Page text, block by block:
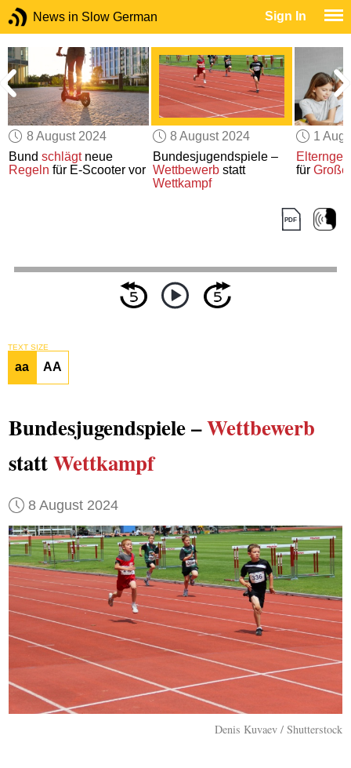
News in Slow German Sign In
8 August 2024
Bundschlägtneue
Regeln für E-Scooter vor
8 August 2024
Bundesjugendspiele –
Wettbewerbstatt
Wettkampf
1
für
TEXT SIZE
aa AA
Bundesjugendspiele –Wettbewerb
stattWettkampf
8 August 2024
Denis Kuvaev / Shutterstock